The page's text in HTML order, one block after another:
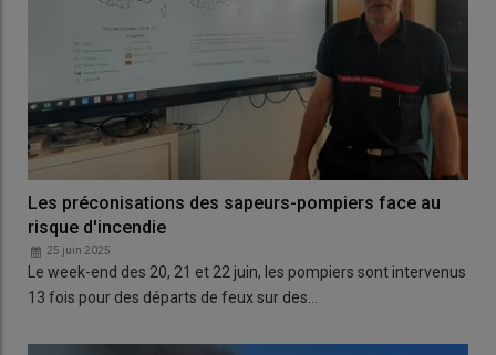
Les préconisations des sapeurs-pompiers face au
risque d'incendie
25 juin 2025
Le week-end des 20, 21 et 22 juin, les pompiers sont intervenus
13 fois pour des départs de feux sur des…